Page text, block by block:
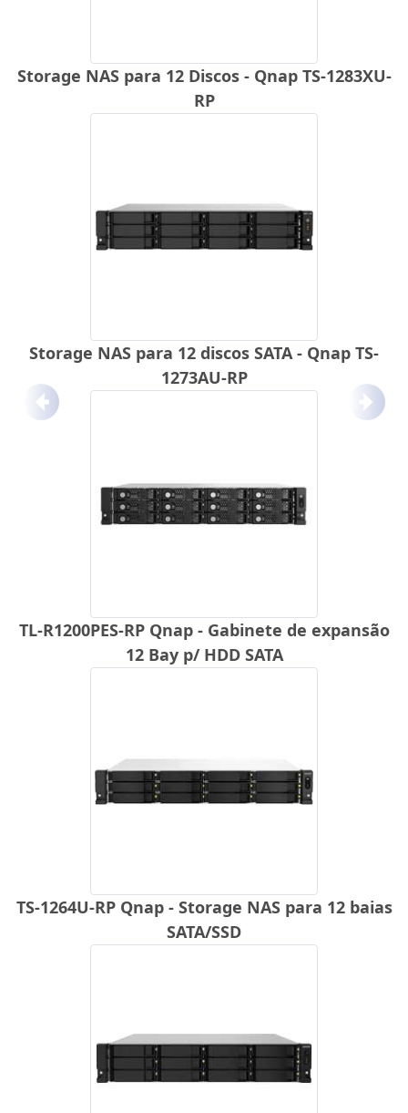
Storage NAS para 12 Discos - Qnap TS-1283XU-
RP
Storage NAS para 12 discos SATA - Qnap TS-
1273AU-RP
TL-R1200PES-RP Qnap - Gabinete de expansão
12 Bay p/ HDD SATA
TS-1264U-RP Qnap - Storage NAS para 12 baias
SATA/SSD
Anterior